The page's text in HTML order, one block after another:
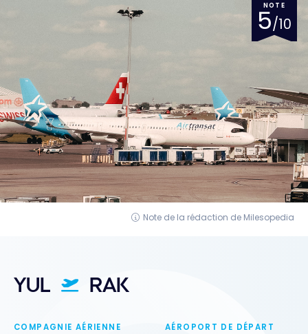
NOTE
5/10
Note de la rédaction de Milesopedia
YUL RAK
COMPAGNIE AÉRIENNE AÉROPORT DE DÉPART